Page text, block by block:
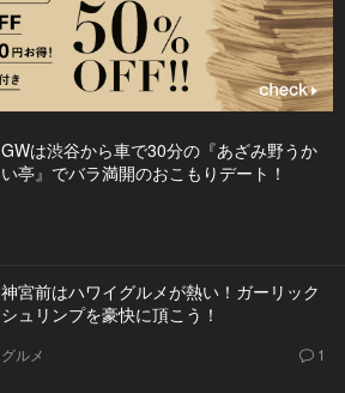
GWは渋谷から車で30分の『あざみ野うか
い亭』でバラ満開のおこもりデート！
神宮前はハワイグルメが熱い！ガーリック
シュリンプを豪快に頂こう！
グルメ 1